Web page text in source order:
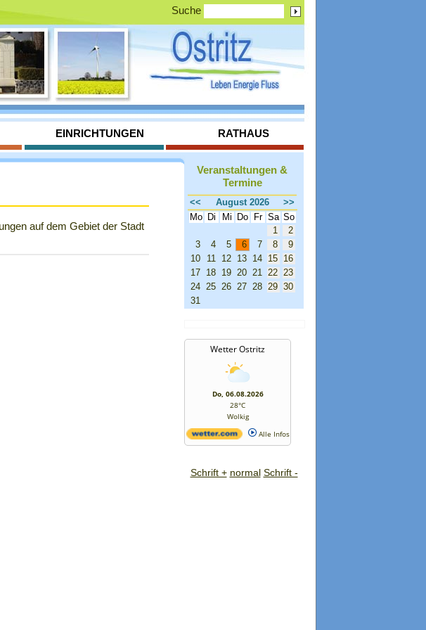
Suche
EINRICHTUNGEN RATHAUS
auf dem Gebiet der Stadt
Veranstaltungen &
Termine
<< August 2026
>>
Mo
Di Mi Do Fr Sa So
1
2
3
4 5 6 7 8
9
10
11 12 13 14 15
16
17
18 19 20 21 22
23
24
25 26 27 28 29
30
31
Wetter Ostritz
Do, 06.08.2026
28°C
Wolkig
Alle Infos
Schrift + normal Schrift -